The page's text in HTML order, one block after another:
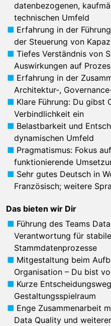
datenbezogenen,
technischen Umfeld
Erfahrung in der
der Steuerung von
Tiefes Verständnis von
Auswirkungen auf
Erfahrung in der
Architektur-,
Klare Führung: Du gibst
Verbindlichkeit ein
Belastbarkeit und
dynamischen Umfeld
Pragmatismus: Fokus
funktionierende
Sehr gutes Deutsch in
Französisch; weitere
Das bieten wir Dir
Führung des Teams
Verantwortung für
Stammdatenprozesse
Mitgestaltung beim
Organisation – Du bist
Kurze
Gestaltungsspielraum
Enge Zusammenarbeit
Data Quality und